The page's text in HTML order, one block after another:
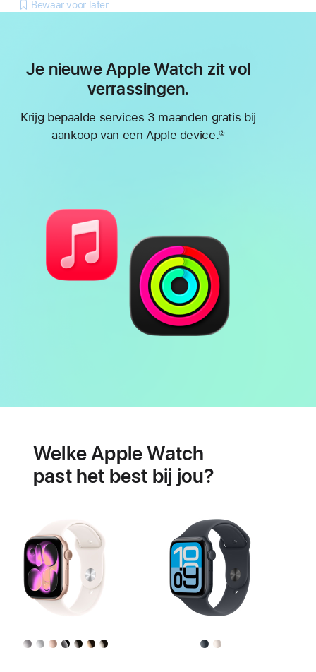
Bewaar voor later
Je nieuwe Apple Watch zit vol
verrassingen.
Krijg bepaalde services 3 maanden gratis bij
aankoop van een Apple device.②
hartgezondheid
Welke Apple Watch
past het best bij jou?